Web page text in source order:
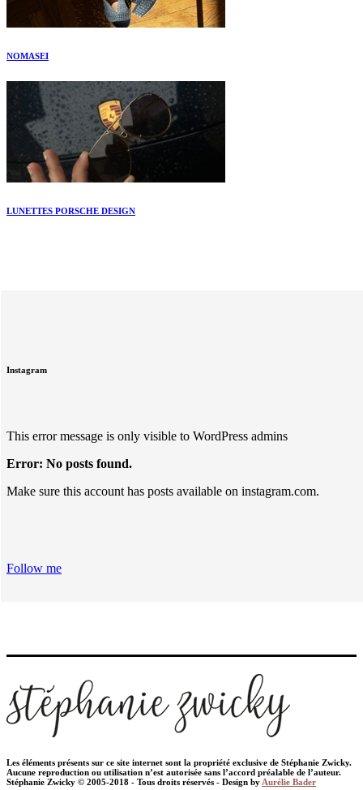
NOMASEI
LUNETTES PORSCHE DESIGN
Instagram
This error message is only visible to WordPress admins
Error: No posts found.
Make sure this account has posts available on instagram.com.
Follow me
Les éléments présents sur ce site internet sont la propriété exclusive de Stéphanie Zwicky.
Aucune reproduction ou utilisation n’est autorisée sans l’accord préalable de l’auteur.
Stéphanie Zwicky © 2005-2018 - Tous droits réservés - Design byAurélie Bader